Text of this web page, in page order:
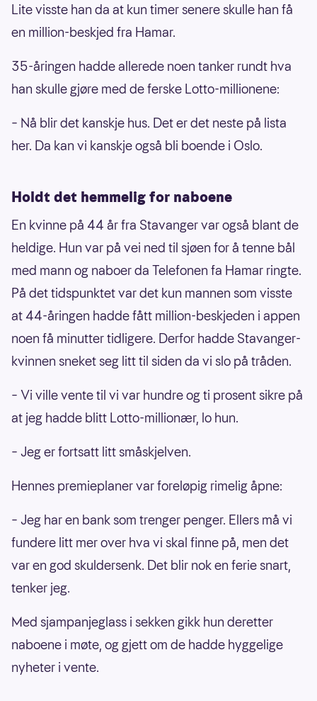
Lite visste han da at kun timer senere skulle han få
en million-beskjed fra Hamar.
35-åringen hadde allerede noen tanker rundt hva
han skulle gjøre med de ferske Lotto-millionene:
– Nå blir det kanskje hus. Det er det neste på lista
her. Da kan vi kanskje også bli boende i Oslo.
Holdt det hemmelig for naboene
En kvinne på 44 år fra Stavanger var også blant de
heldige. Hun var på vei ned til sjøen for å tenne bål
med mann og naboer da Telefonen fa Hamar ringte.
På det tidspunktet var det kun mannen som visste
at 44-åringen hadde fått million-beskjeden i appen
noen få minutter tidligere. Derfor hadde Stavanger-
kvinnen sneket seg litt til siden da vi slo på tråden.
– Vi ville vente til vi var hundre og ti prosent sikre på
at jeg hadde blitt Lotto-millionær, lo hun.
– Jeg er fortsatt litt småskjelven.
Hennes premieplaner var foreløpig rimelig åpne:
– Jeg har en bank som trenger penger. Ellers må vi
fundere litt mer over hva vi skal finne på, men det
var en god skuldersenk. Det blir nok en ferie snart,
tenker jeg.
Med sjampanjeglass i sekken gikk hun deretter
naboene i møte, og gjett om de hadde hyggelige
nyheter i vente.